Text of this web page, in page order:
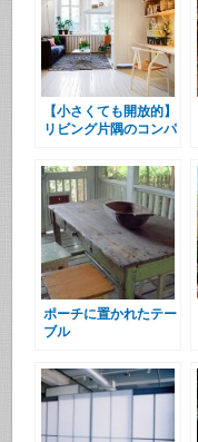
【小さくても開放的】
リビング片隅のコンパ
ポーチに置かれたテー
ブル